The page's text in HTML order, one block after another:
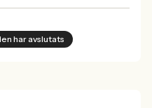
har avslutats